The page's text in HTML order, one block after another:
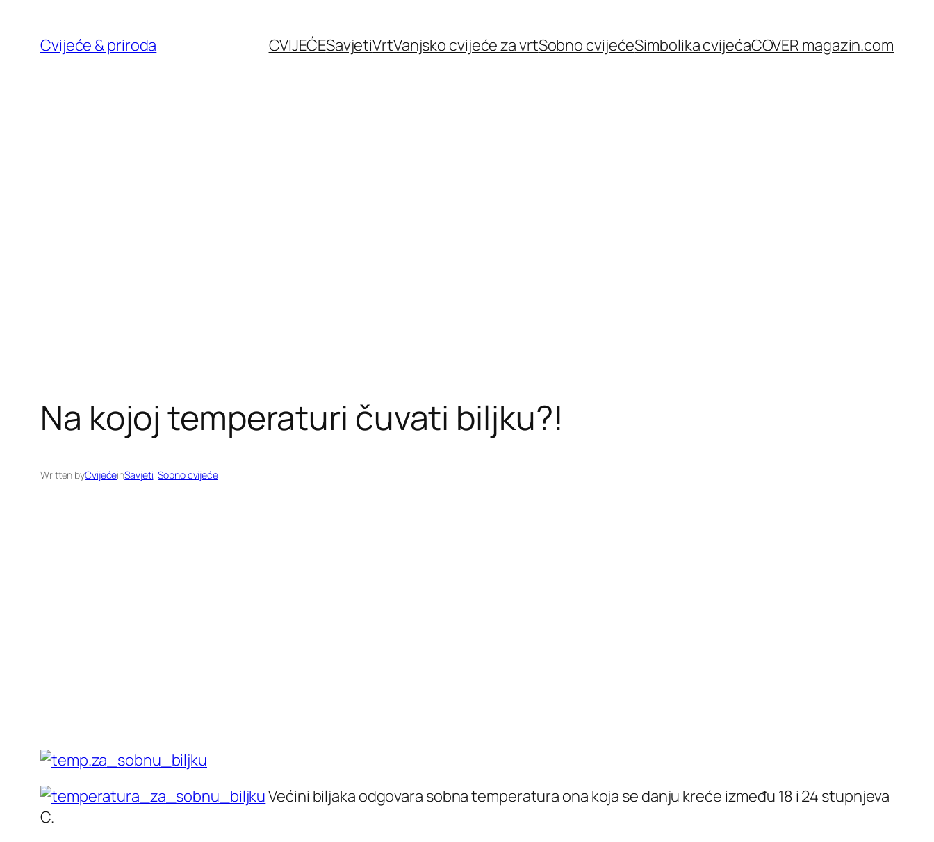
sadržaja
Cvijeće & priroda CVIJEĆESavjetiVrtVanjsko cvijeće za vrtSobno cvijećeSimbolika cvijećaCOVER magazin.com
Na kojoj temperaturi čuvati biljku?!
Written byCvijećeinSavjeti, Sobno cvijeće
Većini biljaka odgovara sobna temperatura ona koja se danju kreće između 18 i 24 stupnjeva
C.